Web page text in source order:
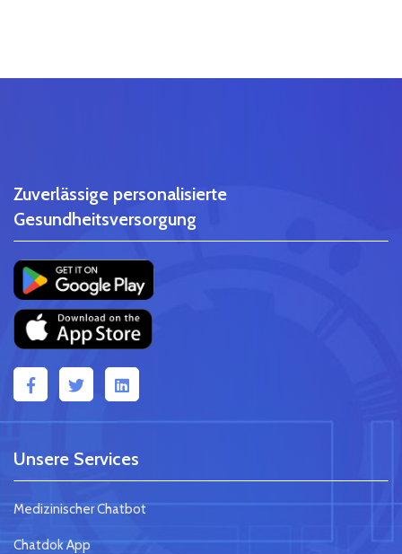
Zuverlässige personalisierte
Gesundheitsversorgung
Unsere Services
Medizinischer Chatbot
Chatdok App